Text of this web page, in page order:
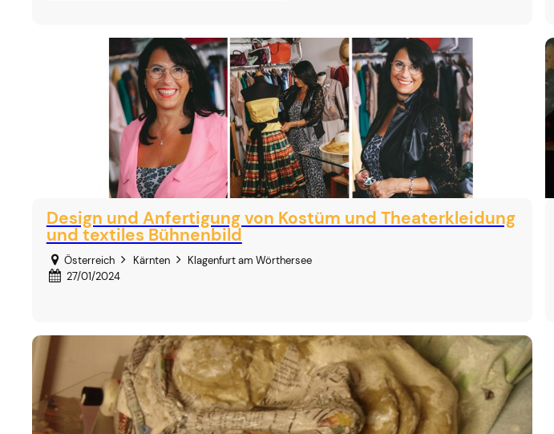
Design und Anfertigung von Kostüm und Theaterkleidung
und textiles Bühnenbild
Österreich Kärnten
Klagenfurt am Wörthersee
27/01/2024